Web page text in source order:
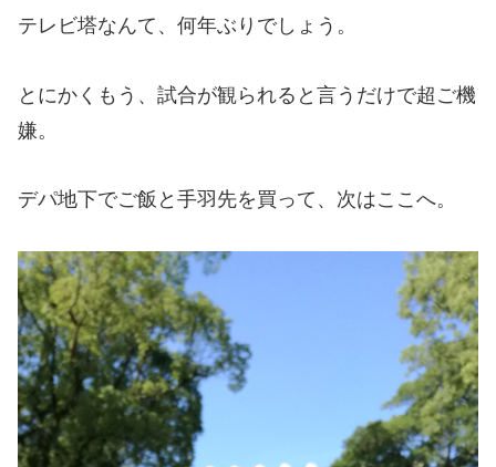
テレビ塔なんて、何年ぶりでしょう。
とにかくもう、試合が観られると言うだけで超ご機
嫌。
デパ地下でご飯と手羽先を買って、次はここへ。